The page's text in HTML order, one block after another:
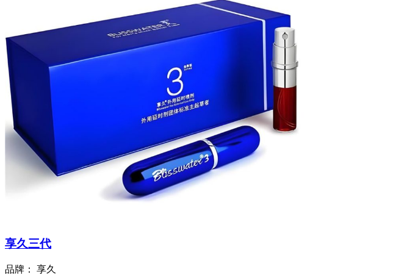
享久三代
品牌： 享久